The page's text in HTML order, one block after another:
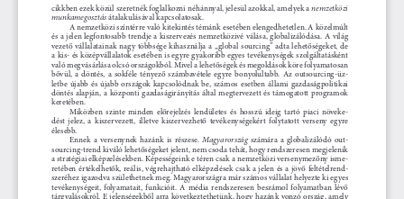
cikkben ezek közül szeretnék foglalkozni néhánnyal, jelesül azokkal, amelyek a nemzetközi
munkamegosztás átalakulásával kapcsolatosak.
A nemzetközi színtérre való kitekintés témánk esetében elengedhetetlen. A közelmúlt
és a jelen legfontosabb trendje a kiszervezés nemzetközivé válása, globalizálódása. A világ
vezető  vállalatainak  nagy  többsége  kihasználja  a  „global  sourcing”  adta  lehetőségeket,  de
a kis- és középvállalatok esetében is egyre gyakoribb egyes tevékenységek szolgáltatásként
való megvásárlása olcsó országokból. Mivel a lehetőségek és megoldások köre folyamatosan
bővül,  a  döntés,  a  sokféle  tényező  számbavétele  egyre  bonyolultabb.  Az  outsourcing-üz-
letbe  újabb  és  újabb  országok  kapcsolódnak  be,  számos  esetben  állami  gazdaságpolitikai
döntés  alapján,  a  központi  gazdaságirányítás  által  megtervezett  és  támogatott  programok
keretében.
Miközben  szinte  minden  előrejelzés  lendületes  és  hosszú  ideig  tartó  piaci  növeke-
dést  jelez,  a  kiszervezett,  illetve  kiszervezhető  tevékenységekért  folytatott  verseny  egyre
élesebb.
Ennek  a  versenynek  hazánk  is  részese. Magyarország
  számára  a  globalizálódó  out
-
sourcing-trend kiváló lehetőségeket jelent, nem csoda tehát, hogy rendszeresen megjelenik
a stratégiai elképzelésekben. Képességeink e téren csak a nemzetközi versenymezőny isme-
retében értékelhetők, reális, végrehajtható elképzelések csak a jelen és a jövő feltételrend
szeréhez igazodva születhetnek meg. Magyarországra már számos vállalat helyezte ki egyes
tevékenységeit,  folyamatait,  funkcióit.  A  média  rendszeresen  beszámol  folyamatban  lévő
tárgyalásokról. E jelenségekből arra következtethetünk, hogy hazánk vonzó ország, amely